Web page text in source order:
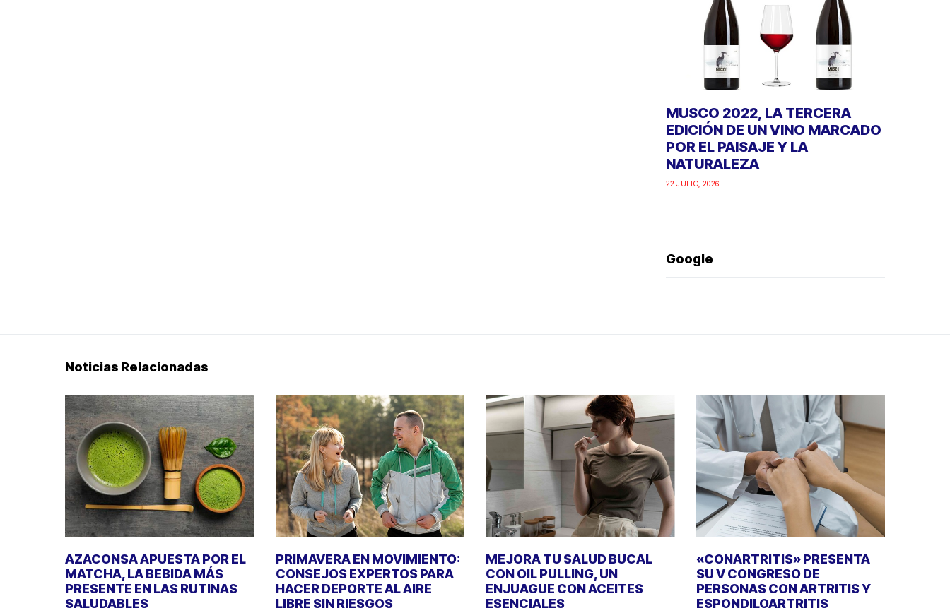
MUSCO 2022, LA TERCERA
EDICIÓN DE UN VINO MARCADO
POR EL PAISAJE Y LA
NATURALEZA
22 JULIO, 2026
Google
Noticias Relacionadas
AZACONSA APUESTA POR EL
MATCHA, LA BEBIDA MÁS
PRESENTE EN LAS RUTINAS
SALUDABLES
PRIMAVERA EN MOVIMIENTO:
CONSEJOS EXPERTOS PARA
HACER DEPORTE AL AIRE
LIBRE SIN RIESGOS
MEJORA TU SALUD BUCAL
CON OIL PULLING, UN
ENJUAGUE CON ACEITES
ESENCIALES
«CONARTRITIS» PRESENTA
SU V CONGRESO DE
PERSONAS CON ARTRITIS Y
ESPONDILOARTRITIS